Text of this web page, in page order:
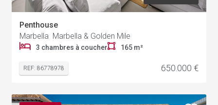
Penthouse
Marbella Marbella & Golden Mile
3 chambres à coucher 165 m²
REF: 86778978 650.000 €